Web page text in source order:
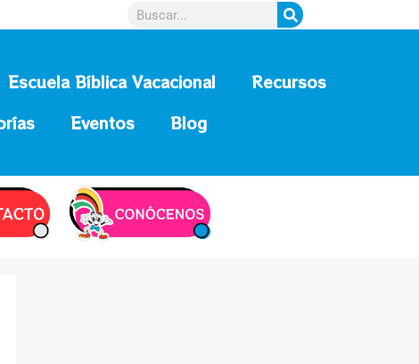
Escuela Bíblica Vacacional
Recursos
Eventos Blog